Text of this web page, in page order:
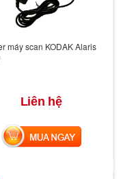
máy scan KODAK Alaris
Liên hệ
MUA NGAY